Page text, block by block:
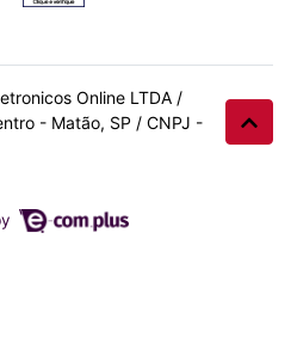
Online LTDA /
- Matão, SP / CNPJ -